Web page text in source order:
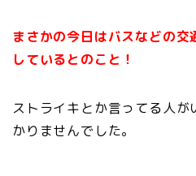
まさかの今日はバスなどの
しているとのこと！
ストライキとか言ってる人
かりませんでした。